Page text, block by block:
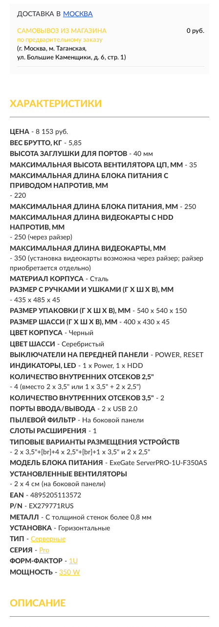
ДОСТАВКА В МОСКВА
САМОВЫВОЗ ИЗ МАГАЗИНА
0 руб.
по предварительному заказу
(г. Москва, м. Таганская,
ул. Большие Каменщики, д. 6, стр. 1)
ХАРАКТЕРИСТИКИ
ЦЕНА - 8 153 руб.
ВЕС БРУТТО, КГ - 5,85
ВЫСОТА ЗАГЛУШКИ ДЛЯ ПОРТОВ - 40 мм
МАКСИМАЛЬНАЯ ВЫСОТА ВЕНТИЛЯТОРА ЦП, ММ - 35
МАКСИМАЛЬНАЯ ДЛИНА БЛОКА ПИТАНИЯ С
ПРИВОДОМ НАПРОТИВ, ММ
- 220
МАКСИМАЛЬНАЯ ДЛИНА БЛОКА ПИТАНИЯ, ММ - 250
МАКСИМАЛЬНАЯ ДЛИНА ВИДЕОКАРТЫ С HDD
НАПРОТИВ, ММ
- 250 (через райзер)
МАКСИМАЛЬНАЯ ДЛИНА ВИДЕОКАРТЫ, ММ
- 350 (установка видеокарты возможна через райзер; райзер
приобретается отдельно)
МАТЕРИАЛ КОРПУСА - Сталь
РАЗМЕР С РУЧКАМИ И УШКАМИ (Г X Ш X В), ММ
- 435 x 485 x 45
РАЗМЕР УПАКОВКИ (Г X Ш X B), ММ - 540 x 540 x 150
РАЗМЕР ШАССИ (Г X Ш X В), ММ - 400 x 430 x 45
ЦВЕТ КОРПУСА - Черный
ЦВЕТ ШАССИ - Серебристый
ВЫКЛЮЧАТЕЛИ НА ПЕРЕДНЕЙ ПАНЕЛИ - POWER, RESET
ИНДИКАТОРЫ, LED - 1 x Power, 1 x HDD
КОЛИЧЕСТВО ВНУТРЕННИХ ОТСЕКОВ 2,5"
- 4 (вместо 2 x 3,5" или 1 x 3,5" + 2 x 2,5")
КОЛИЧЕСТВО ВНУТРЕННИХ ОТСЕКОВ 3,5" - 2
ПОРТЫ ВВОДА/ВЫВОДА - 2 x USB 2.0
ПЫЛЕВОЙ ФИЛЬТР - На боковой панели
СЛОТЫ РАСШИРЕНИЯ - 1
ТИПОВЫЕ ВАРИАНТЫ РАЗМЕЩЕНИЯ УСТРОЙСТВ
- 2 x 3,5"+[br]+4 x 2,5"+[br]+1 x 3,5" и 2 x 2,5"
МОДЕЛЬ БЛОКА ПИТАНИЯ - ExeGate ServerPRO-1U-F350AS
УСТАНОВЛЕННЫЕ ВЕНТИЛЯТОРЫ
- 2 x 4 см (на боковой панели)
EAN - 4895205113572
P/N - EX279771RUS
МЕТАЛЛ - С толщиной стенок более 0,8 мм
УСТАНОВКА - Горизонтальные
ТИП - Серверные
СЕРИЯ - Pro
ФОРМ-ФАКТОР - 1U
МОЩНОСТЬ - 350 W
ОПИСАНИЕ